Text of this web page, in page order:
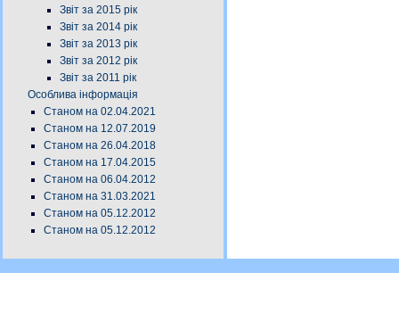
Звіт за 2015 рік
Звіт за 2014 рік
Звіт за 2013 рік
Звіт за 2012 рік
Звіт за 2011 рік
Особлива інформація
Станом на 02.04.2021
Станом на 12.07.2019
Станом на 26.04.2018
Станом на 17.04.2015
Станом на 06.04.2012
Станом на 31.03.2021
Станом на 05.12.2012
Станом на 05.12.2012